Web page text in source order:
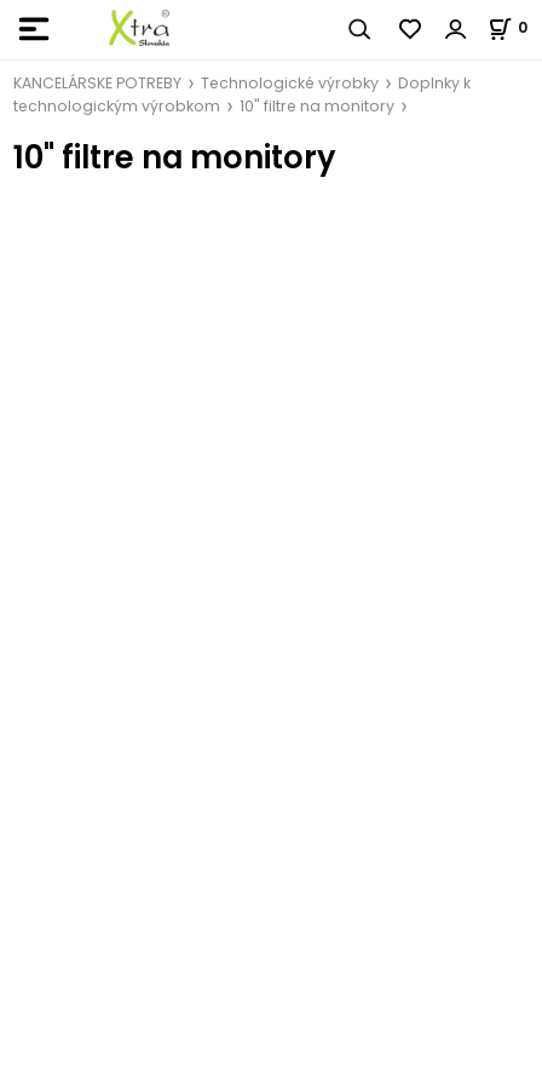
0
KANCELÁRSKE POTREBY Technologické výrobky
Doplnky k
technologickým výrobkom
10" filtre na monitory
10" filtre na monitory